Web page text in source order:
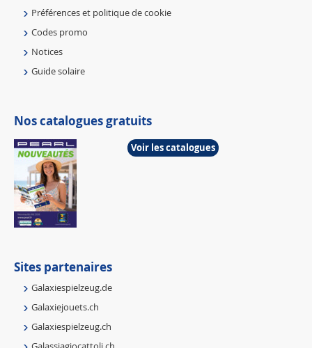
Préférences et politique de cookie
Codes promo
Notices
Guide solaire
Nos catalogues gratuits
Voir les catalogues
Sites partenaires
Galaxiespielzeug.de
Galaxiejouets.ch
Galaxiespielzeug.ch